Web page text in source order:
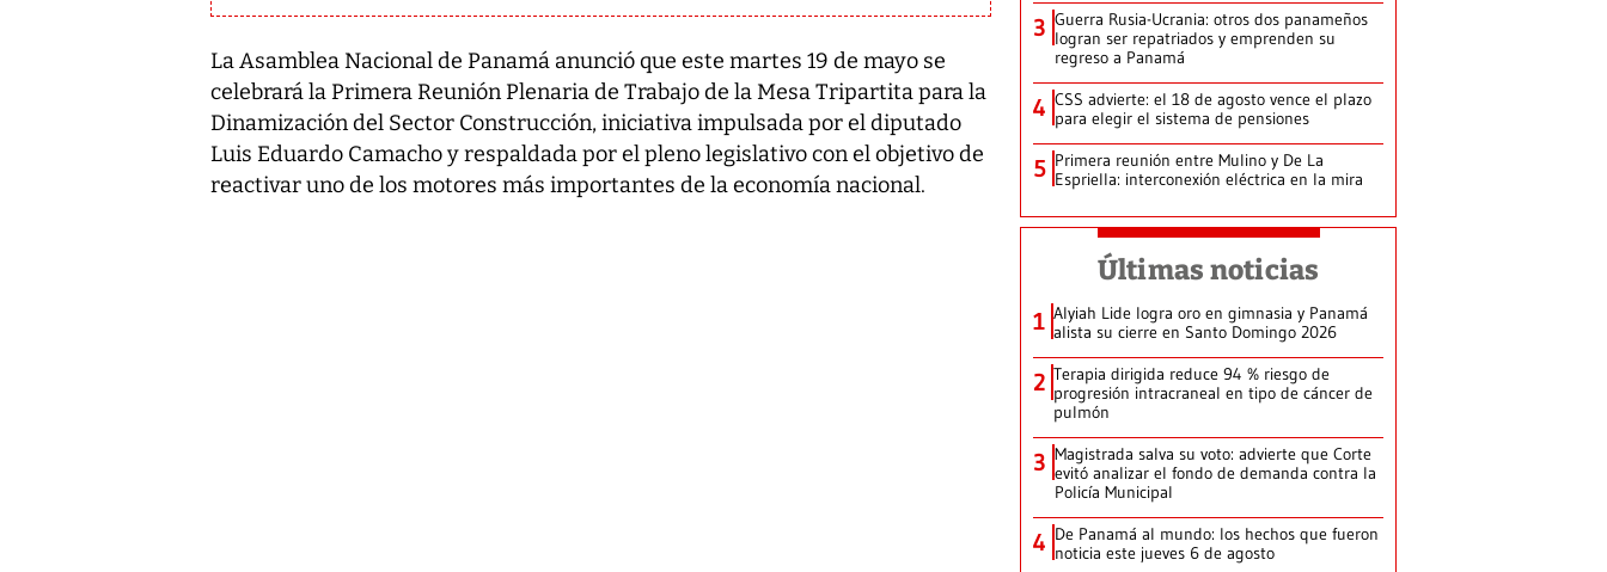
La Asamblea Nacional de Panamá anunció que este martes 19 de mayo se
celebrará la Primera Reunión Plenaria de Trabajo de la Mesa Tripartita para la
Dinamización del Sector Construcción, iniciativa impulsada por el diputado
Luis Eduardo Camacho y respaldada por el pleno legislativo con el objetivo de
reactivar uno de los motores más importantes de la economía nacional.
3 Guerra Rusia-Ucrania: otros dos panameños
logran ser repatriados y emprenden su
regreso a Panamá
4 CSS advierte: el 18 de agosto vence el plazo
para elegir el sistema de pensiones
5 Primera reunión entre Mulino y De La
Espriella: interconexión eléctrica en la mira
Últimas noticias
1 Alyiah Lide logra oro en gimnasia y Panamá
alista su cierre en Santo Domingo 2026
2 Terapia dirigida reduce 94 % riesgo de
progresión intracraneal en tipo de cáncer de
pulmón
3 Magistrada salva su voto: advierte que Corte
evitó analizar el fondo de demanda contra la
Policía Municipal
4 De Panamá al mundo: los hechos que fueron
noticia este jueves 6 de agosto